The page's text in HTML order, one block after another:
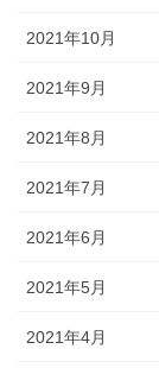
2021年10月
2021年9月
2021年8月
2021年7月
2021年6月
2021年5月
2021年4月